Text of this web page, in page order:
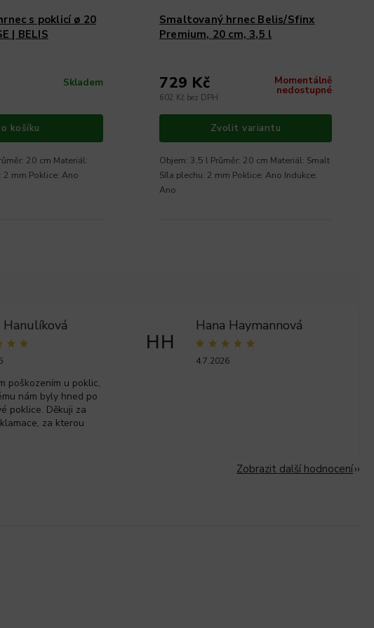
s poklicí ø 20
| BELIS
Skladem
košíku
20 cm Materiál:
2 mm Poklice: Ano
Smaltovaný hrnec Belis/Sfinx
Premium, 20 cm, 3,5 l
Momentálně
nedostupné
602 Kč bez DPH
729 Kč
Zvolit variantu
Objem: 3,5 l Průměr: 20 cm Materiál: Smalt
Síla plechu: 2 mm Poklice: Ano Indukce:
Ano
poškozením u poklic,
nám byly hned po
poklice. Děkuji za
za kterou
HH
Hana Haymannová
4.7.2026
Zobrazit další hodnocení